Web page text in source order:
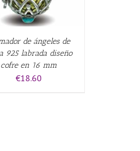
de ángeles de
925 labrada diseño
cofre en 16 mm
€18.60